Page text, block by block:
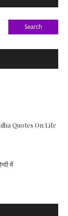
Quotes On Life
में